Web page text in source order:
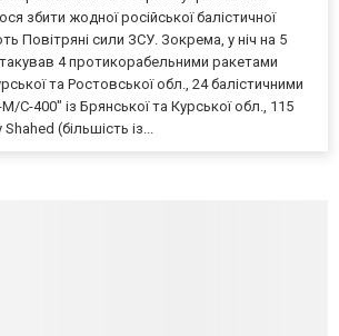
збити жодної російської балістичної
Повітряні сили ЗСУ. Зокрема, у ніч на 5
4 протикорабельними ракетами
та Ростовської обл., 24 балістичними
С-400" із Брянської та Курської обл., 115
(більшість із...